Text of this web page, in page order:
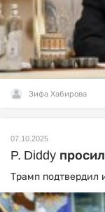
Зифа Хабирова
07.10.2025
P. Diddy
Трамп подтвердил